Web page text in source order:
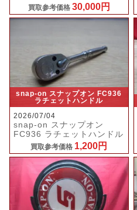
買取参考価格 30,000円
snap-on スナップオン FC936
ラチェットハンドル
2026/07/04
snap-on スナップオン
FC936 ラチェットハンドル
買取参考価格 1,200円